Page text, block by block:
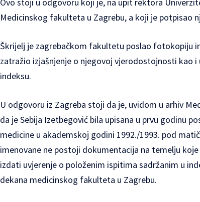
Ovo stoji u odgovoru koji je, na upit rektora
Medicinskog fakulteta u Zagrebu, a koji je potpisao
Škrijelj je zagrebačkom fakultetu poslao fotokopiju
zatražio izjašnjenje o njegovoj vjerodostojnosti kao
indeksu.
U odgovoru iz Zagreba stoji da je, uvidom u arhiv
da je Sebija Izetbegović bila upisana u prvu godinu
medicine u akademskoj godini 1992./1993. pod
imenovane ne postoji dokumentacija na temelju
izdati uvjerenje o položenim ispitima sadržanim u
dekana medicinskog fakulteta u Zagrebu.